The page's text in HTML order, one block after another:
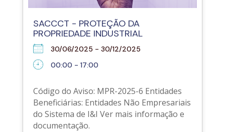
SACCCT - PROTEÇÃO DA
PROPRIEDADE INDUSTRIAL
30/06/2025 - 30/12/2025
00:00 - 17:00
Código do Aviso: MPR-2025-6 Entidades
Beneficiárias: Entidades Não Empresariais
do Sistema de I&I Ver mais informação e
documentação.